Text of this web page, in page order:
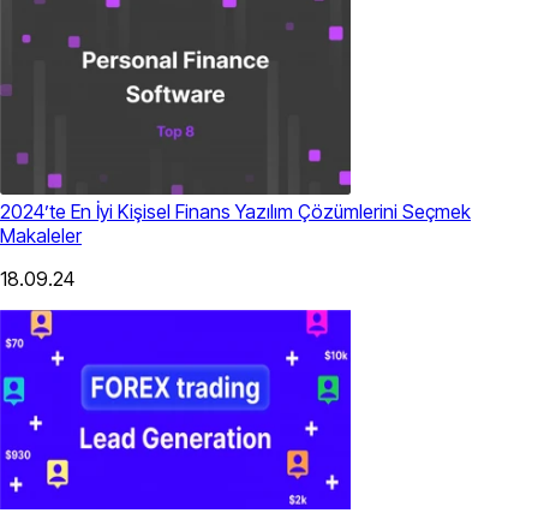
2024’te En İyi Kişisel Finans Yazılım Çözümlerini Seçmek
Makaleler
18.09.24